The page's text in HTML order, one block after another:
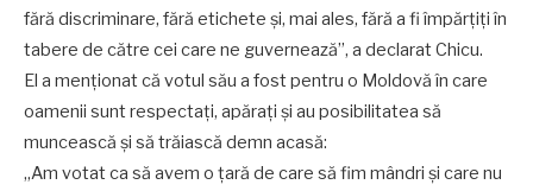
fără discriminare, fără etichete și, mai ales, fără a fi împărțiți în
tabere de către cei care ne guvernează”, a declarat Chicu.
El a menționat că votul său a fost pentru o Moldovă în care
oamenii sunt respectați, apărați și au posibilitatea să
muncească și să trăiască demn acasă:
„Am votat ca să avem o țară de care să fim mândri și care nu